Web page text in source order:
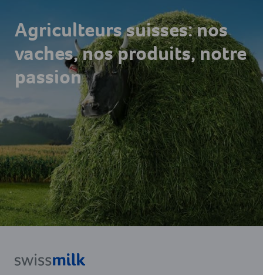
Agriculteurs suisses: nos
vaches, nos produits, notre
passion